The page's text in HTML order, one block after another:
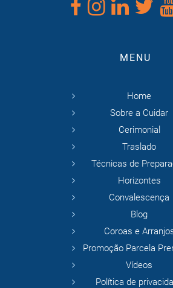
MENU
Home
Sobre a Cuidar
Cerimonial
Traslado
Técnicas de
Horizontes
Convalescença
Blog
Coroas e
Promoção Parcela
Vídeos
Política de